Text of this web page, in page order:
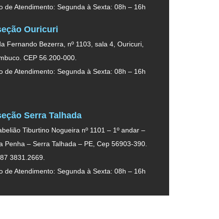
de Atendimento: Segunda à Sexta: 08h – 16h
Ouricuri
Fernando Bezerra, nº 1103, sala 4, Ouricuri,
CEP 56.200-000.
de Atendimento: Segunda à Sexta: 08h – 16h
Serra Talhada
Tiburtino Nogueira nº 1101 – 1º andar –
Penha – Serra Talhada – PE, Cep 56903-390.
3831.2669.
de Atendimento: Segunda à Sexta: 08h – 16h